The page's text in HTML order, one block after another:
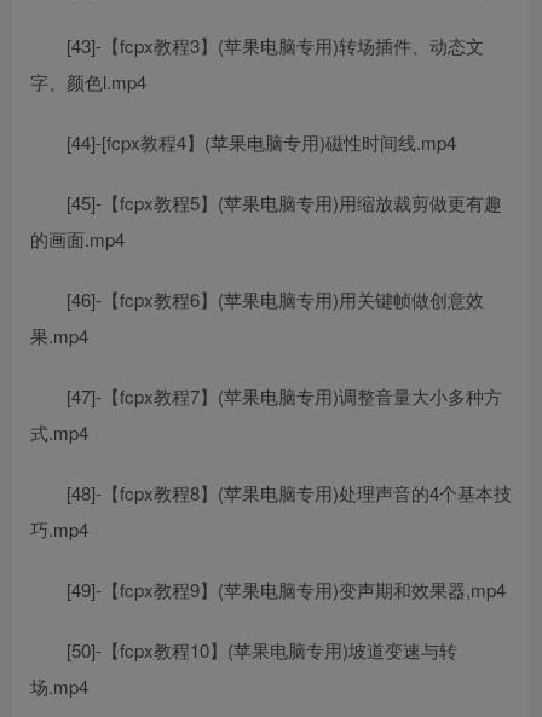
[43]-【fcpx教程3】(苹果电脑专用)转场插件、动态文
字、颜色l.mp4
[44]-[fcpx教程4】(苹果电脑专用)磁性时间线.mp4
[45]-【fcpx教程5】(苹果电脑专用)用缩放裁剪做更有趣
的画面.mp4
[46]-【fcpx教程6】(苹果电脑专用)用关键帧做创意效
果.mp4
[47]-【fcpx教程7】(苹果电脑专用)调整音量大小多种方
式.mp4
[48]-【fcpx教程8】(苹果电脑专用)处理声音的4个基本技
巧.mp4
[49]-【fcpx教程9】(苹果电脑专用)变声期和效果器,mp4
[50]-【fcpx教程10】(苹果电脑专用)坡道变速与转
场.mp4